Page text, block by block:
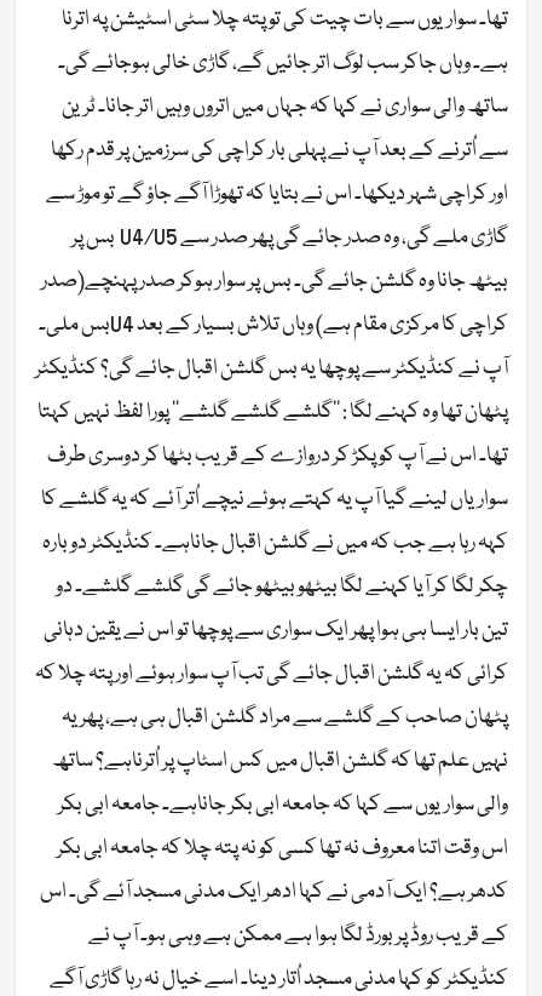
تھا۔ سواریوں سے بات چیت کی تو پتہ چلا سٹی اسٹیشن پہ اترنا
ہے۔ وہاں جاکر سب لوگ اتر جائیں گے، گاڑی خالی ہوجائے گی۔
ساتھ والی سواری نے کہا کہ جہاں میں اتروں وہیں اتر جانا۔ ٹرین
سے اُترنے کے بعد آپ نے پہلی بار کراچی کی سرزمین پر قدم رکھا
اور کراچی شہر دیکھا۔ اس نے بتایا کہ تھوڑا آگے جاؤ گے تو موڑ سے
گاڑی ملے گی، وہ صدر جائے گی پھر صدر سے U4/U5 بس پر
بیٹھ جانا وہ گلشن جائے گی۔ بس پر سوار ہوکر صدر پہنچے(صدر
کراچی کا مرکزی مقام ہے) وہاں تلاش بسیار کے بعد U4بس ملی۔
آپ نے کنڈیکٹر سے پوچھا یہ بس گلشن اقبال جائے گی؟ کنڈیکٹر
پٹھان تھا وہ کہنے لگا : ‘‘گلشے گلشے گلشے’’ پورا لفظ نہیں کہتا
تھا۔ اس نے آپ کو پکڑ کر دروازے کے قریب بٹھا کر دوسری طرف
سواریاں لینے گیا آپ یہ کہتے ہوئے نیچے اُتر آئے کہ یہ گلشے کا
کہہ رہا ہے جب کہ میں نے گلشن اقبال جاناہے۔ کنڈیکٹر دوبارہ
چکر لگا کر آیا کہنے لگا بیٹھو بیٹھو جائے گی گلشے گلشے۔ دو
تین بار ایسا ہی ہوا پھر ایک سواری سے پوچھا تو اس نے یقین دہانی
کرائی کہ یہ گلشن اقبال جائے گی تب آپ سوار ہوئے اور پتہ چلا کہ
پٹھان صاحب کے گلشے سے مراد گلشن اقبال ہی ہے، پھر یہ
نہیں علم تھا کہ گلشن اقبال میں کس اسٹاپ پر اُترناہے؟ ساتھ
والی سواریوں سے کہا کہ جامعہ ابی بکر جاناہے۔ جامعہ ابی بکر
اس وقت اتنا معروف نہ تھا کسی کو نہ پتہ چلا کہ جامعہ ابی بکر
کدھر ہے؟ ایک آدمی نے کہا ادھر ایک مدنی مسجد آئے گی۔ اس
کے قریب روڈ پر بورڈ لگا ہوا ہے ممکن ہے وہی ہو۔ آپ نے
کنڈیکٹر کو کہا مدنی مسجد اُتار دینا۔ اسے خیال نہ رہا گاڑی آگے